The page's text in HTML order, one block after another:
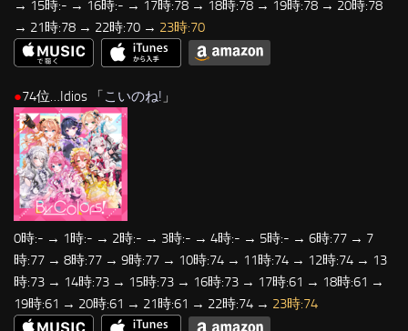
→ 15時:- → 16時:- → 17時:78 → 18時:78 → 19時:78 → 20時:78
→ 21時:78 → 22時:70 → 23時:70
●74位…Idios 「こいのね! 」
0時:- → 1時:- → 2時:- → 3時:- → 4時:- → 5時:- → 6時:77 → 7
時:77 → 8時:77 → 9時:77 → 10時:74 → 11時:74 → 12時:74 → 13
時:73 → 14時:73 → 15時:73 → 16時:73 → 17時:61 → 18時:61 →
19時:61 → 20時:61 → 21時:61 → 22時:74 → 23時:74